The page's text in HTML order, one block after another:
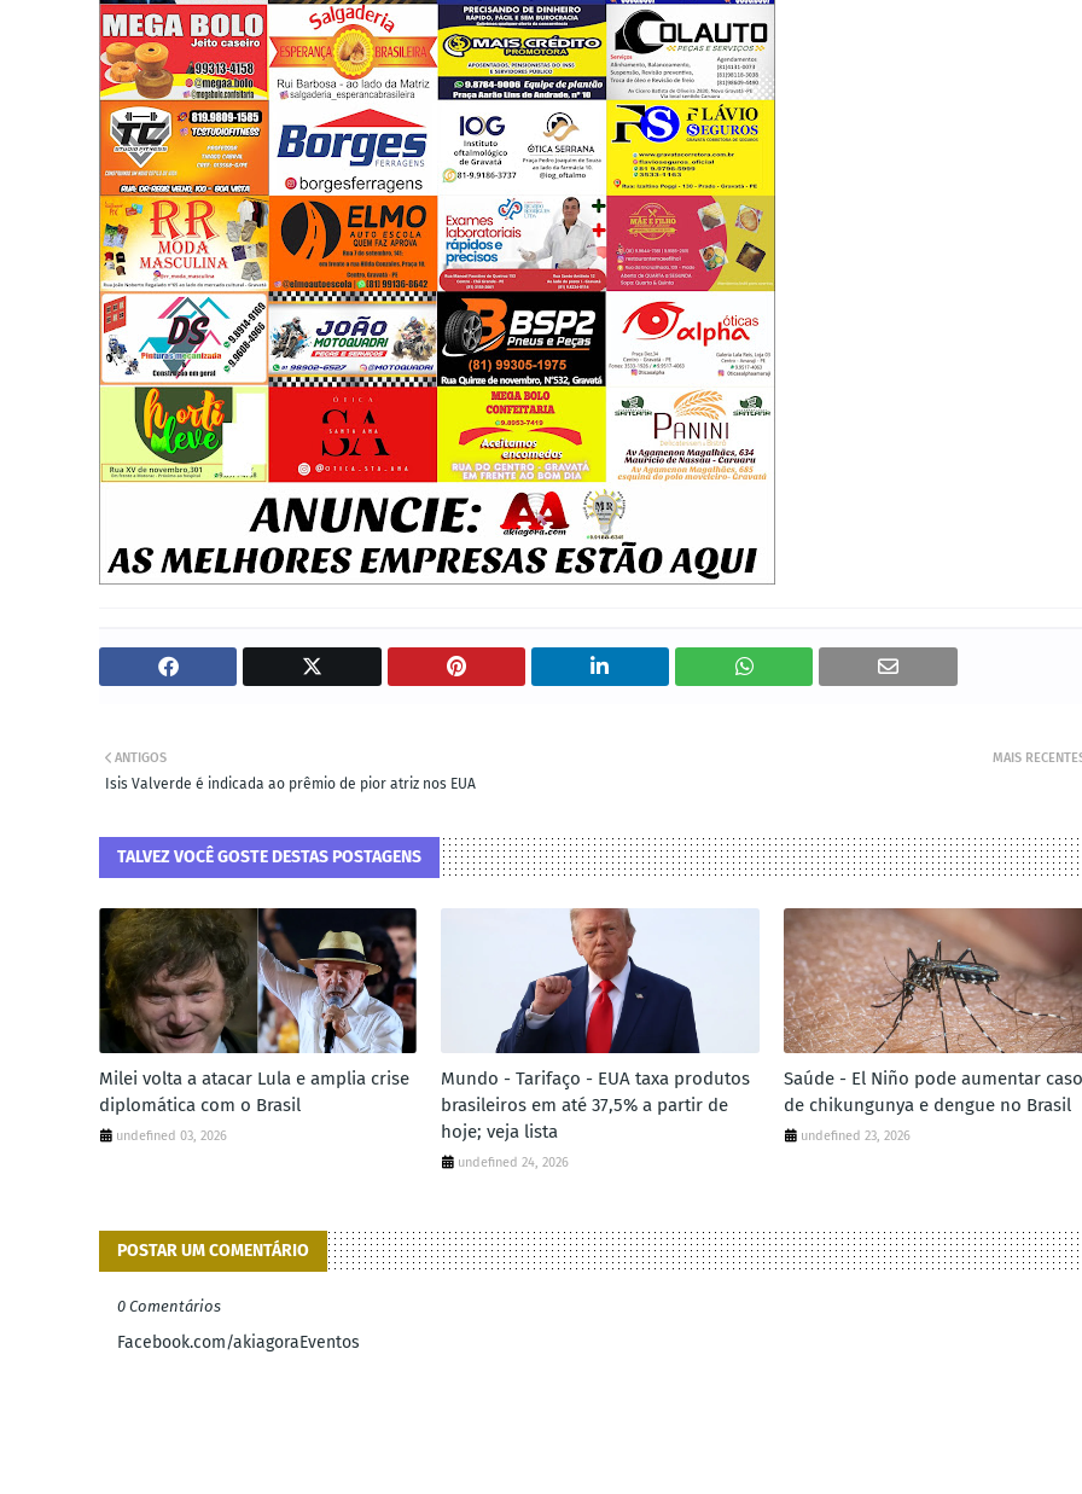
MAIS
ANTIGOS
Isis Valverde é indicada ao prêmio de pior atriz nos EUA
TALVEZ VOCÊ GOSTE DESTAS POSTAGENS
Milei volta a atacar Lula e amplia crise
diplomática com o Brasil
undefined 03, 2026
Mundo - Tarifaço - EUA taxa produtos
brasileiros em até 37,5% a partir de
hoje; veja lista
undefined 24, 2026
Saúde - El Niño pode aumentar
de chikungunya e dengue no Brasil
undefined 23, 2026
POSTAR UM COMENTÁRIO
0 Comentários
Facebook.com/akiagoraEventos